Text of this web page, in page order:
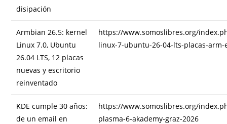
disipación
Armbian 26.5: kernel
Linux 7.0, Ubuntu
26.04 LTS, 12 placas
nuevas y escritorio
reinventado
https://www.somoslibres.org/
linux-7-ubuntu-26-04-lts-placas-arm-
KDE cumple 30 años:
de un email en
https://www.somoslibres.org/
plasma-6-akademy-graz-2026